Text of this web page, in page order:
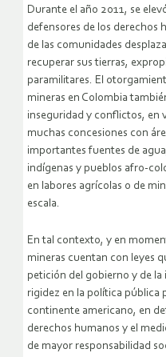
Durante el año 2011, se
defensores de los derechos
de las comunidades
recuperar sus tierras,
paramilitares. El
mineras en Colombia
inseguridad y conflictos, en
muchas concesiones con
importantes fuentes de
indígenas y pueblos afro-
en labores agrícolas o de
escala.
En tal contexto, y en
mineras cuentan con leyes
petición del gobierno y de
rigidez en la política pública
continente americano, en
derechos humanos y el
de mayor responsabilidad